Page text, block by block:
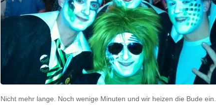
Nicht mehr lange. Noch wenige Minuten und wir heizen die Bude ein.